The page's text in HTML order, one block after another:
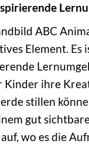
ABC
Element. Es
Kinder ihre
stillen
gut
wo es die